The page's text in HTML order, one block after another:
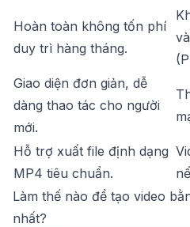
Hoàn toàn không tốn phí
duy trì hàng tháng.
Giao diện đơn giản, dễ
dàng thao tác cho người
mới.
Hỗ trợ xuất file định dạng
MP4 tiêu chuẩn.
Làm thế nào để tạo video
nhất?